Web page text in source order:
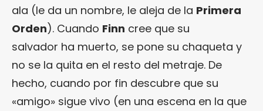
ala (le da un nombre, le aleja de la Primera
Orden). Cuando Finn cree que su
salvador ha muerto, se pone su chaqueta y
no se la quita en el resto del metraje. De
hecho, cuando por fin descubre que su
«amigo» sigue vivo (en una escena en la que